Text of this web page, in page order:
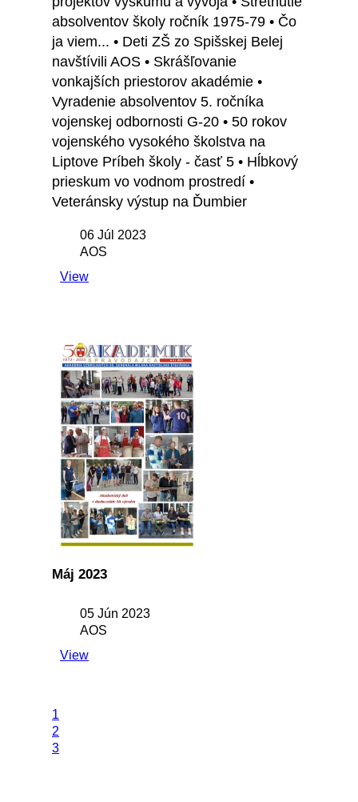
absolventov školy ročník 1975-79 • Čo
ja viem... • Deti ZŠ zo Spišskej Belej
navštívili AOS • Skrášľovanie
vonkajších priestorov akadémie •
Vyradenie absolventov 5. ročníka
vojenskej odbornosti G-20 • 50 rokov
vojenského vysokého školstva na
Liptove Príbeh školy - časť 5 • Hĺbkový
prieskum vo vodnom prostredí •
Veteránsky výstup na Ďumbier
06 Júl 2023
AOS
View
Máj 2023
05 Jún 2023
AOS
View
1
2
3